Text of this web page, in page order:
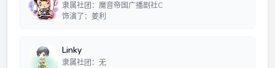
隶属社团：魔音帝国广播剧社C
饰演了：姜利
Linky
隶属社团：无